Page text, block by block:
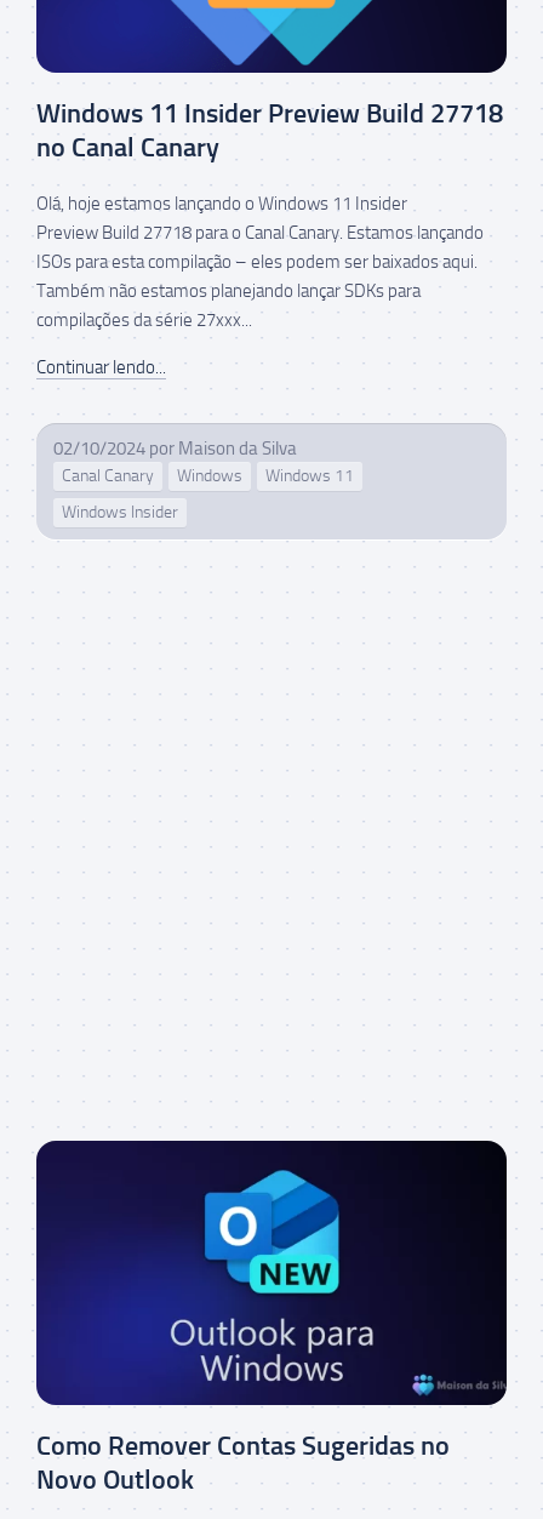
Windows 11 Insider Preview Build 27718
no Canal Canary
Olá, hoje estamos lançando o Windows 11 Insider
Preview Build 27718 para o Canal Canary. Estamos lançando
ISOs para esta compilação – eles podem ser baixados aqui.
Também não estamos planejando lançar SDKs para
compilações da série 27xxx...
Continuar lendo...
02/10/2024 por Maison da Silva
Canal Canary Windows
Windows 11
Windows Insider
Como Remover Contas Sugeridas no
Novo Outlook